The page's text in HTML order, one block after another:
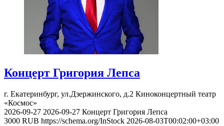
Концерт Григория Лепса
г. Екатеринбург, ул.Дзержинского, д.2 Киноконцертный театр
«Космос»
2026-09-27 2026-09-27 Концерт Григория Лепса
3000 RUB https://schema.org/InStock 2026-08-03T00:02:00+03:00